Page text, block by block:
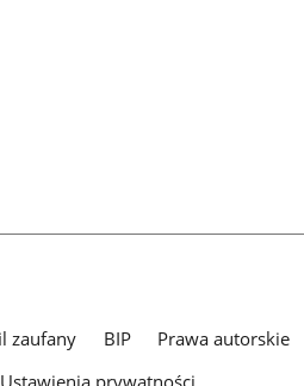
zaufany BIP Prawa autorskie
Ustawienia prywatności